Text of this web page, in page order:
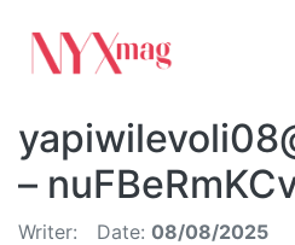
–
Writer: Date: 08/08/2025